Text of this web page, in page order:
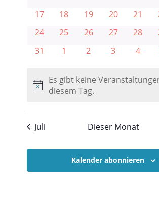
0
17
0
18
0
19
0
20
0
21
0
24
0
25
0
26
0
27
0
28
0
31
0
1
0
2
0
3
0
4
Hinweis
Es gibt keine
diesem Tag.
Juli Dieser Monat
Kalender abonnieren